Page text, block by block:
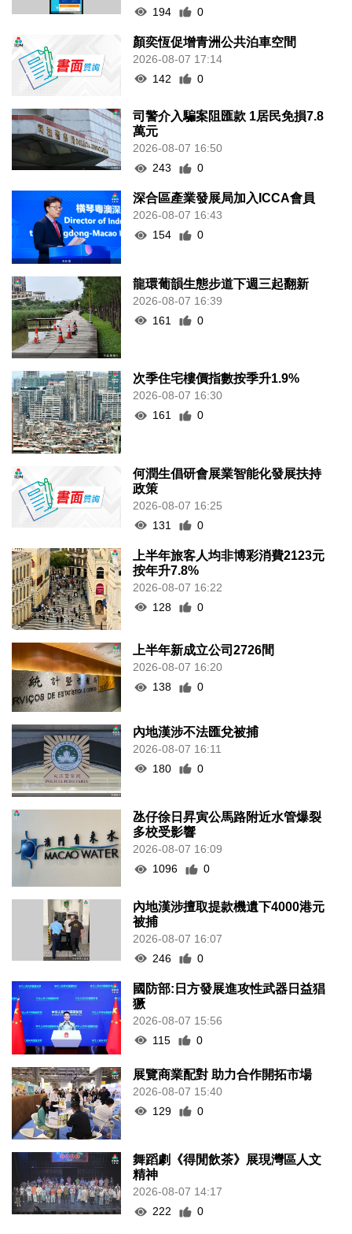
194 0
顏奕恆促增青洲公共泊車空間
2026-08-07 17:14
142
0
司警介入騙案阻匯款 1居民免損7.8
萬元
2026-08-07 16:50
243
0
深合區產業發展局加入ICCA會員
2026-08-07 16:43
154
0
龍環葡韻生態步道下週三起翻新
2026-08-07 16:39
161
0
次季住宅樓價指數按季升1.9%
2026-08-07 16:30
161
0
何潤生倡研會展業智能化發展扶持
政策
2026-08-07 16:25
131
0
上半年旅客人均非博彩消費2123元
按年升7.8%
2026-08-07 16:22
128
0
上半年新成立公司2726間
2026-08-07 16:20
138
0
內地漢涉不法匯兌被捕
2026-08-07 16:11
180
0
氹仔徐日昇寅公馬路附近水管爆裂
多校受影響
2026-08-07 16:09
1096
0
內地漢涉擅取提款機遺下4000港元
被捕
2026-08-07 16:07
246
0
國防部:日方發展進攻性武器日益猖
獗
2026-08-07 15:56
115
0
展覽商業配對 助力合作開拓市場
2026-08-07 15:40
129
0
舞蹈劇《得閒飲茶》展現灣區人文
精神
2026-08-07 14:17
222
0